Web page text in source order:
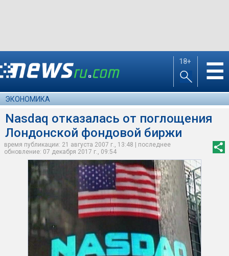
18+ ☰
ЭКОНОМИКА
Nasdaq отказалась от поглощения
Лондонской фондовой биржи
время публикации: 21 августа 2007 г., 13:48 | последнее
обновление: 07 декабря 2017 г., 09:54